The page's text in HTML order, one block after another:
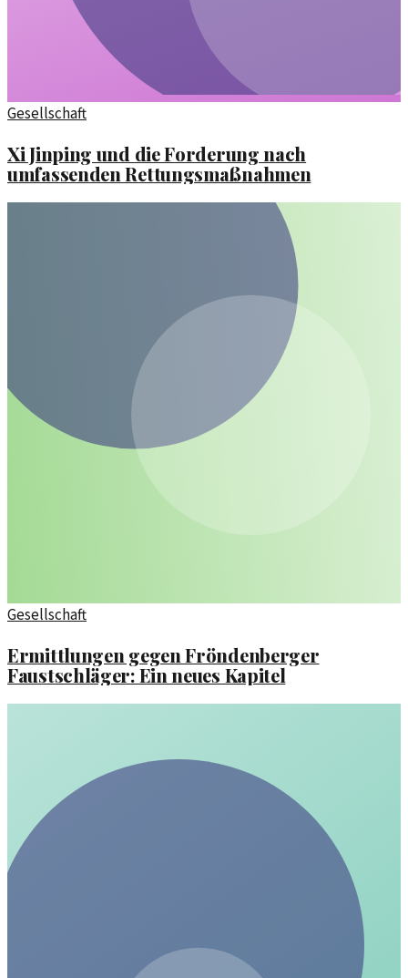
Gesellschaft
Xi Jinping und die Forderung nach
umfassenden Rettungsmaßnahmen
Gesellschaft
Ermittlungen gegen Fröndenberger
Faustschläger: Ein neues Kapitel